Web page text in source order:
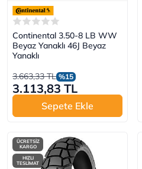
Continental 3.50-8 LB WW
Beyaz Yanaklı 46J Beyaz
Yanaklı
3.663,33 TL %15
3.113,83 TL
Sepete Ekle
ÜCRETSİZ
KARGO
HIZLI
TESLİMAT